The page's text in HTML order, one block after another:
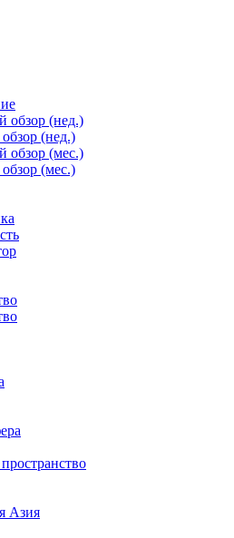
обзор (нед.)
(нед.)
обзор (мес.)
(мес.)
Азия